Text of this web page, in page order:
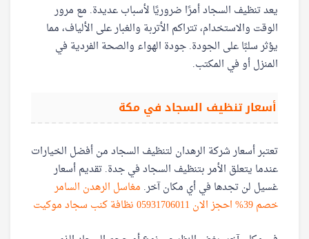
يعد تنظيف السجاد أمرًا ضروريًا لأسباب عديدة. مع مرور
الوقت والاستخدام، تتراكم الأتربة والغبار على الألياف، مما
يؤثر سلبًا على الجودة. جودة الهواء والصحة الفردية في
المنزل أو في المكتب.
أسعار تنظيف السجاد في مكة
تعتبر أسعار شركة الرهدان لتنظيف السجاد من أفضل الخيارات
عندما يتعلق الأمر بتنظيف السجاد في جدة. تقديم أسعار
غسيل لن تجدها في أي مكان آخر. مغاسل الرهدن السامر
خصم 39% احجز الان 05931706011 نظافة كنب سجاد موكيت